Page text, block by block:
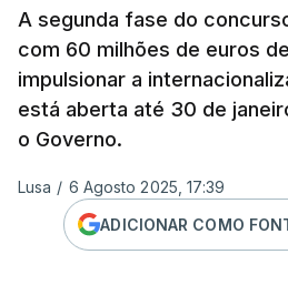
A segunda fase do
com 60 milhões de euros
impulsionar a
está aberta até 30 de
o Governo.
Lusa / 6 Agosto 2025, 17:39
ADICIONAR COMO